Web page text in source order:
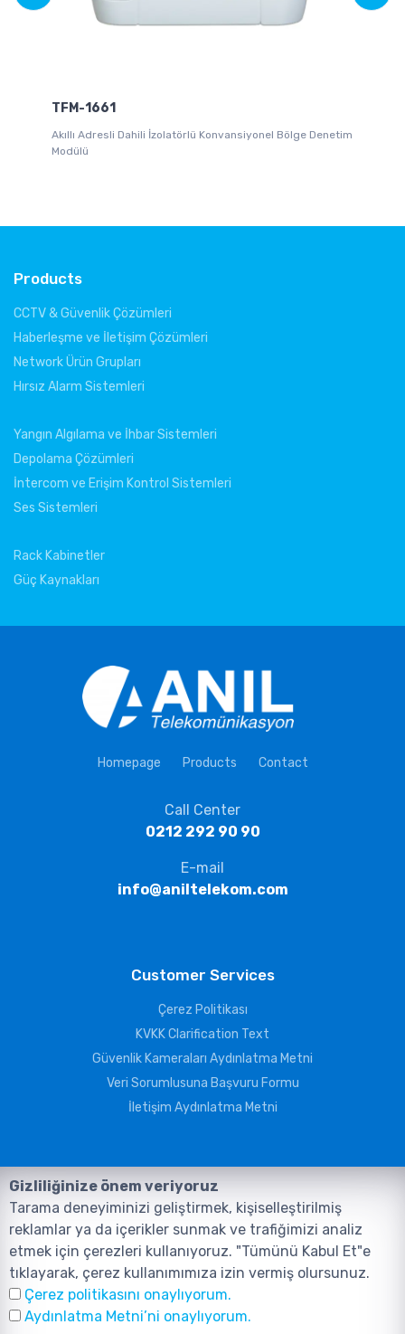
TFM-1661
Akıllı Adresli Dahili İzolatörlü Konvansiyonel Bölge Denetim
Modülü
Products
CCTV & Güvenlik Çözümleri
Haberleşme ve İletişim Çözümleri
Network Ürün Grupları
Hırsız Alarm Sistemleri
Yangın Algılama ve İhbar Sistemleri
Depolama Çözümleri
İntercom ve Erişim Kontrol Sistemleri
Ses Sistemleri
Rack Kabinetler
Güç Kaynakları
Homepage Products Contact
Call Center
0212 292 90 90
E-mail
info@aniltelekom.com
Customer Services
Çerez Politikası
KVKK Clarification Text
Güvenlik Kameraları Aydınlatma Metni
Veri Sorumlusuna Başvuru Formu
İletişim Aydınlatma Metni
©2026, Tüm Hakları ANIL TELEKOMÜNİKASYON GÜVENLİK VE BİLİŞİM
SİSTEMLERİ SAN. TİC. LTD. ŞTİ. aittir.Design and Software:
Tasarım Yazılım ve Teknoloji
Gizliliğinize önem veriyoruz
Tarama deneyiminizi geliştirmek, kişiselleştirilmiş
reklamlar ya da içerikler sunmak ve trafiğimizi analiz
etmek için çerezleri kullanıyoruz. "Tümünü Kabul Et"e
tıklayarak, çerez kullanımımıza izin vermiş olursunuz.
Çerez politikasını onaylıyorum.
Aydınlatma Metni’ni onaylıyorum.